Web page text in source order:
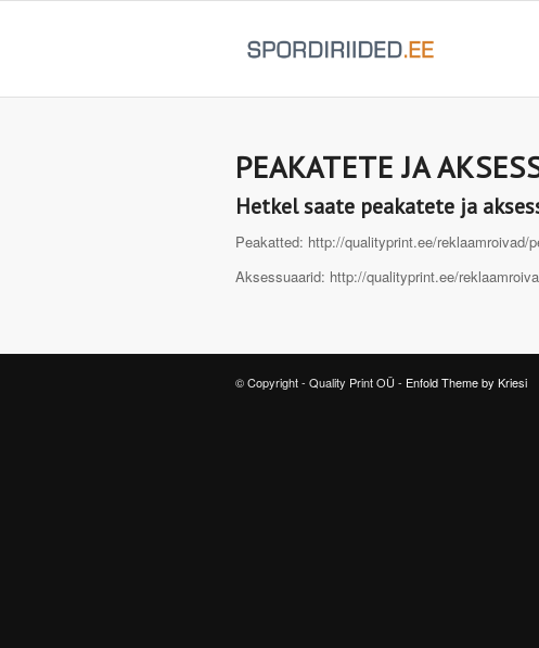
PEAKATETE JA
Hetkel saate peakatete ja
Peakatted: http://qualityprint.ee/reklaamroivad/
Aksessuaarid: http://qualityprint.ee/
© Copyright - Quality Print OÜ - Enfold Theme by Kriesi